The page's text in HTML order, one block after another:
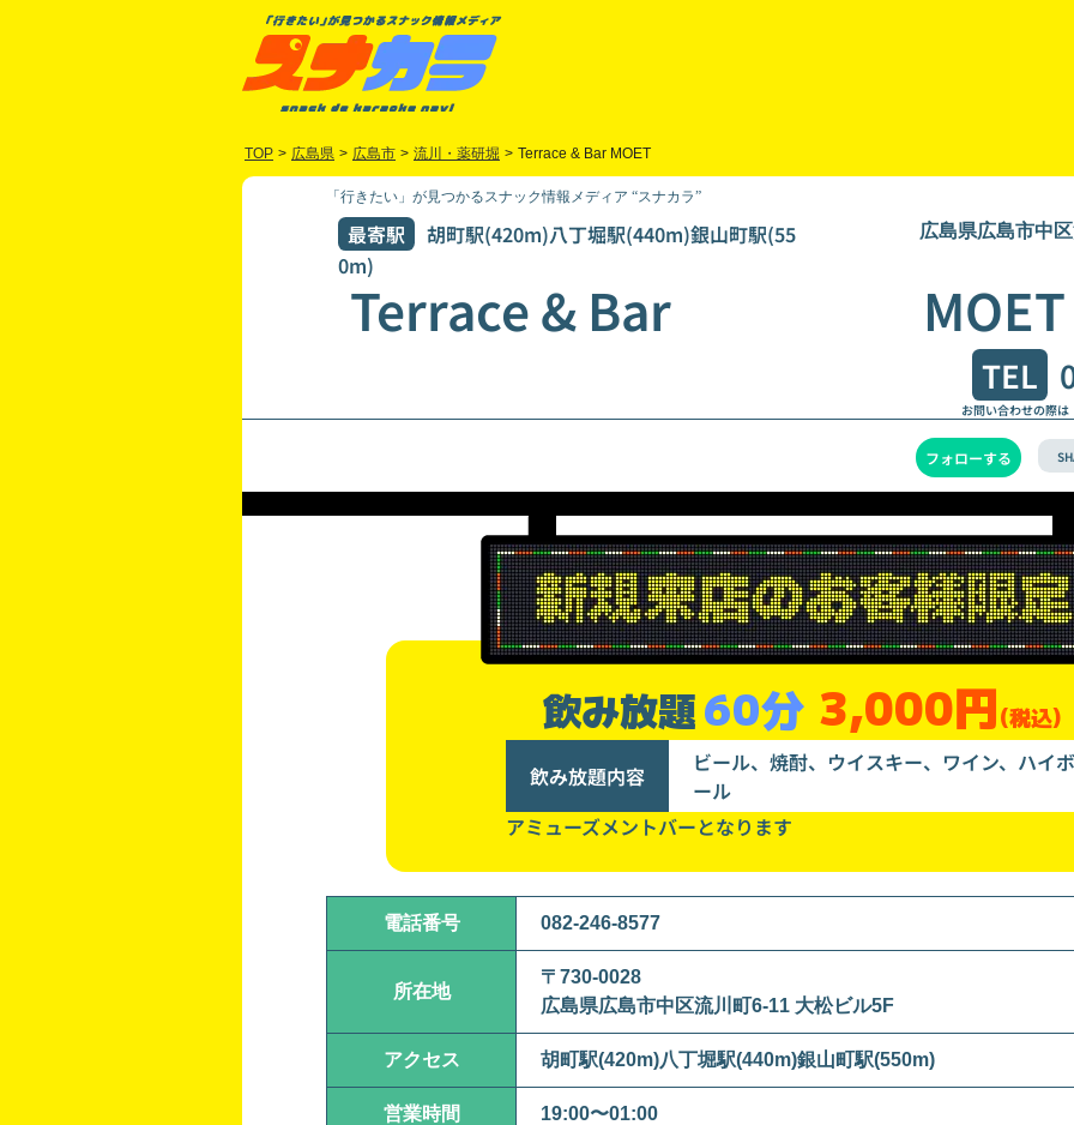
TOP > 広島県 > 広島市 > 流川・薬研堀 > Terrace & Bar MOET
「行きたい」が見つかるスナック情報メディア “スナカラ”
最寄駅
胡町駅(420m)八丁堀駅(440m)銀山町駅(55
0m)
広島県広島市中
Terrace & Bar MOET
TEL
お問い合わせの際
フォローする
飲み放題60分 3,000円(税込)
飲み放題内容
ビール、焼酎、ウイスキー、ワイン、ハイボ
ール
アミューズメントバーとなります
電話番号 082-246-8577
所在地
〒730-0028
広島県広島市中区流川町6-11 大松ビル5F
アクセス 胡町駅(420m)八丁堀駅(440m)銀山町駅(550m)
営業時間 19:00〜01:00